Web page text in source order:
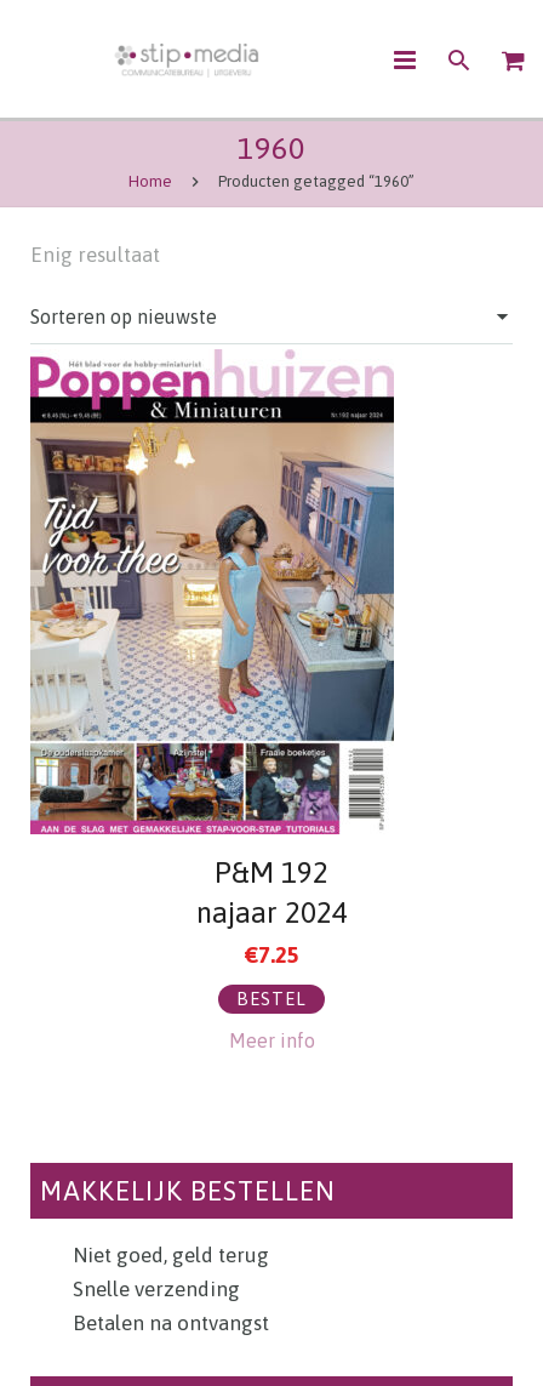
CONTENTMARKETING
COMMUNICATIE
UITGEVEN
WEBSHOP
CONTACT
1960
Home Producten getagged “1960”
Enig resultaat
P&M 192
najaar 2024
€7.25
BESTEL
Meer info
MAKKELIJK BESTELLEN
Niet goed, geld terug
Snelle verzending
Betalen na ontvangst